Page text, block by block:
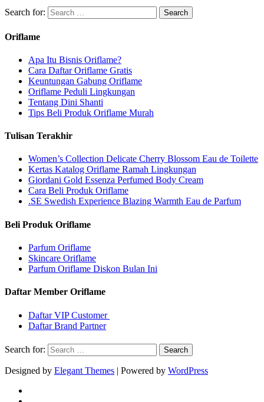
Search for:
Oriflame
Apa Itu Bisnis Oriflame?
Cara Daftar Oriflame Gratis
Keuntungan Gabung Oriflame
Oriflame Peduli Lingkungan
Tentang Dini Shanti
Tips Beli Produk Oriflame Murah
Tulisan Terakhir
Women’s Collection Delicate Cherry Blossom Eau de Toilette
Kertas Katalog Oriflame Ramah Lingkungan
Giordani Gold Essenza Perfumed Body Cream
Cara Beli Produk Oriflame
.SE Swedish Experience Blazing Warmth Eau de Parfum
Beli Produk Oriflame
Parfum Oriflame
Skincare Oriflame
Parfum Oriflame Diskon Bulan Ini
Daftar Member Oriflame
Daftar VIP Customer
Daftar Brand Partner
Search for:
Designed by Elegant Themes | Powered by WordPress